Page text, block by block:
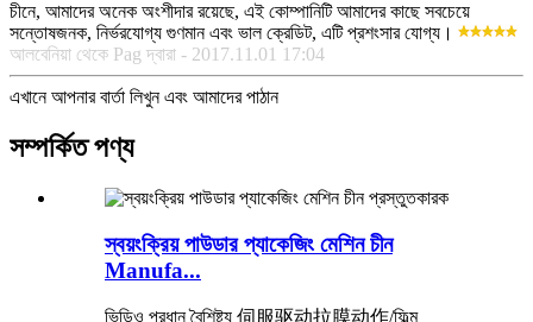
চীনে, আমাদের অনেক অংশীদার রয়েছে, এই কোম্পানিটি আমাদের কাছে সবচেয়ে
সন্তোষজনক, নির্ভরযোগ্য গুণমান এবং ভাল ক্রেডিট, এটি প্রশংসার যোগ্য।
আলবেনিয়া থেকে Pag দ্বারা - 2017.11.01 17:04
এখানে আপনার বার্তা লিখুন এবং আমাদের পাঠান
সম্পর্কিত পণ্য
স্বয়ংক্রিয় পাউডার প্যাকেজিং মেশিন চীন
Manufa...
ভিডিও প্রধান বৈশিষ্ট্য 伺服驱动拉膜动作/ফিল্ম